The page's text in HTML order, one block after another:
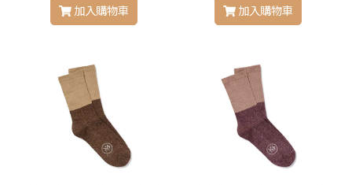
加入購物車 加入購物車